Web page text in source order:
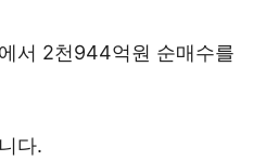
서 2천944억원 순매수를
다.